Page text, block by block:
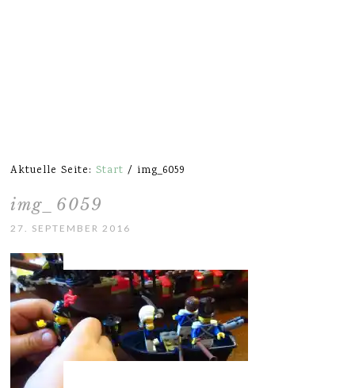
Aktuelle Seite:Start / img_6059
img_6059
27. SEPTEMBER 2016